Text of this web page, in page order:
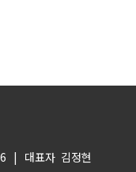
| 대표자 김정현